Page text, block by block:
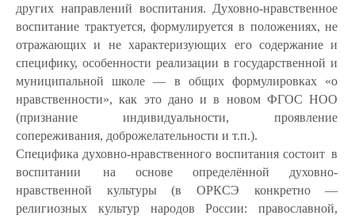
других направлений воспитания. Духовно-нравственное
воспитание трактуется, формулируется в положениях, не
отражающих и не характеризующих его содержание и
специфику, особенности реализации в государственной и
муниципальной школе — в общих формулировках «о
нравственности», как это дано и в новом ФГОС НОО
(признание индивидуальности, проявление
сопереживания, доброжелательности и т.п.).
Специфика духовно-нравственного воспитания состоит в
воспитании
на основе определённой духовно-
нравственной культуры (в ОРКСЭ конкретно —
религиозных культур народов России: православной,